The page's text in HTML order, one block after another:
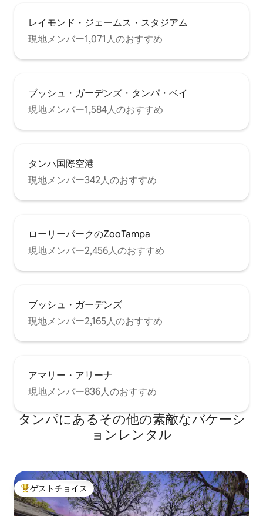
レイモンド・ジェームス・スタジアム
現地メンバー1,071人のおすすめ
ブッシュ・ガーデンズ・タンパ・ベイ
現地メンバー1,584人のおすすめ
タンパ国際空港
現地メンバー342人のおすすめ
ローリーパークのZooTampa
現地メンバー2,456人のおすすめ
ブッシュ・ガーデンズ
現地メンバー2,165人のおすすめ
アマリー・アリーナ
現地メンバー836人のおすすめ
タンパにあるその他の素敵なバケーシ
ョンレンタル
大好評のゲストチョイスです。
ゲストチョイス